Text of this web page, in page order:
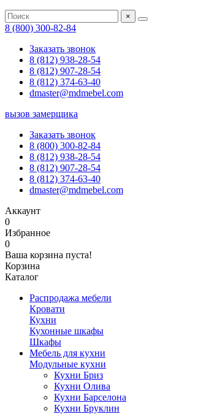
×
8 (800) 300-82-84
Заказать звонок
8 (812) 938-28-54
8 (812) 907-28-54
8 (812) 374-63-40
dmaster@mdmebel.com
вызов замерщика
Заказать звонок
8 (800) 300-82-84
8 (812) 938-28-54
8 (812) 907-28-54
8 (812) 374-63-40
dmaster@mdmebel.com
Аккаунт
0
Избранное
0
Ваша корзина пуста!
Корзина
Каталог
Распродажа мебели
Кровати
Кухни
Кухонные шкафы
Шкафы
Мебель для кухни
Модульные кухни
Кухни Бриз
Кухни Олива
Кухни Барселона
Кухни Бруклин